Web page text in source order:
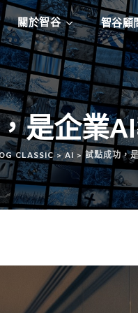
關於智谷 智谷顧
是企業
CLASSIC>AI > 試點成功，